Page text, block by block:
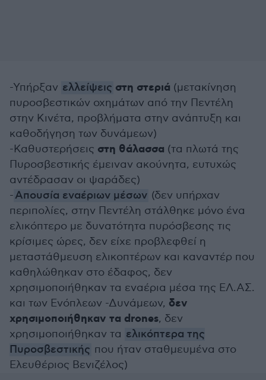
-Υπήρξαν ελλείψεις στη στεριά (μετακίνηση
πυροσβεστικών οχημάτων από την Πεντέλη
στην Κινέτα, προβλήματα στην ανάπτυξη και
καθοδήγηση των δυνάμεων)
-Καθυστερήσεις στη θάλασσα (τα πλωτά της
Πυροσβεστικής έμειναν ακούνητα, ευτυχώς
αντέδρασαν οι ψαράδες)
-Απουσία εναέριων μέσων (δεν υπήρχαν
περιπολίες, στην Πεντέλη στάλθηκε μόνο ένα
ελικόπτερο με δυνατότητα πυρόσβεσης τις
κρίσιμες ώρες, δεν είχε προβλεφθεί η
μεταστάθμευση ελικοπτέρων και καναντέρ που
καθηλώθηκαν στο έδαφος, δεν
χρησιμοποιήθηκαν τα εναέρια μέσα της ΕΛ.ΑΣ.
και των Ενόπλεων -Δυνάμεων, δεν
χρησιμοποιήθηκαν τα drones, δεν
χρησιμοποιήθηκαν τα ελικόπτερα της
Πυροσβεστικής που ήταν σταθμευμένα στο
Ελευθέριος Βενιζέλος)